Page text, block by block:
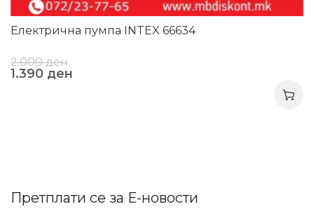
Електрична пумпа INTEX 66634
2.000ден
1.390 ден
Претплати се за Е-новости